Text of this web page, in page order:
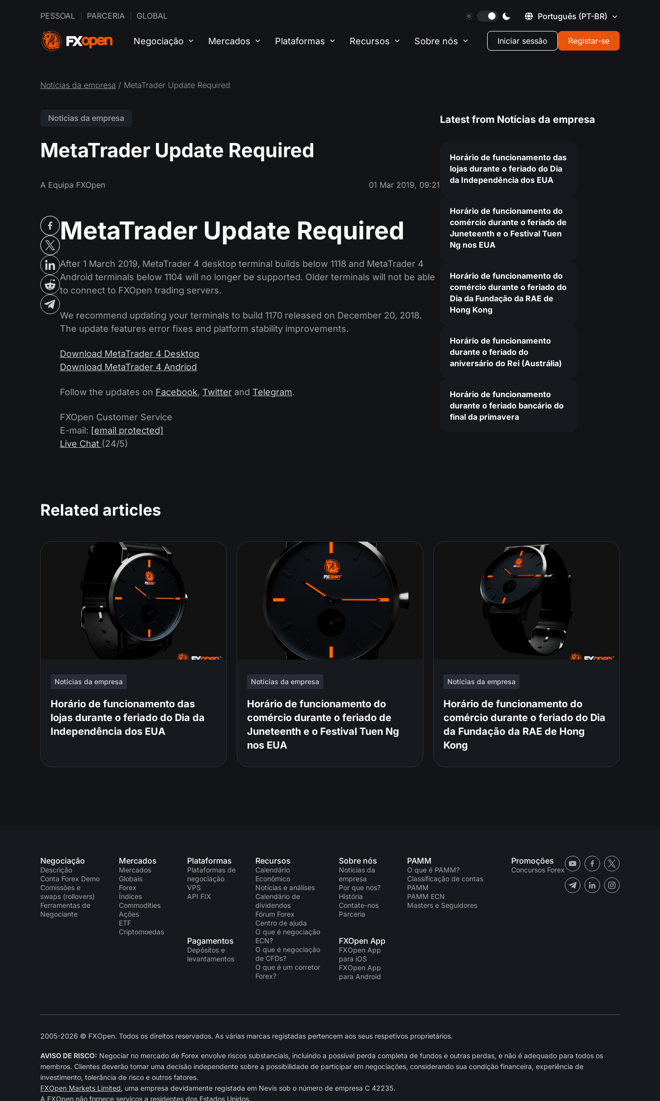
PESSOAL PARCERIA GLOBAL Português (PT-BR)
Negociação Mercados Plataformas Recursos Sobre nós Iniciar sessão Registar-se
Notícias da empresa / MetaTrader Update Required
Notícias da empresa
MetaTrader Update Required
A Equipa FXOpen 01 Mar 2019, 09:21
MetaTrader Update Required
After 1 March 2019, MetaTrader 4 desktop terminal builds below 1118 and MetaTrader 4
Android terminals below 1104 will no longer be supported. Older terminals will not be able
to connect to FXOpen trading servers.
We recommend updating your terminals to build 1170 released on December 20, 2018.
The update features error fixes and platform stability improvements.
Download MetaTrader 4 Desktop
Download MetaTrader 4 Andriod
Follow the updates on Facebook, Twitter and Telegram.
FXOpen Customer Service
E-mail: [email protected]
Live Chat (24/5)
Latest from Notícias da empresa
Horário de funcionamento das
lojas durante o feriado do Dia
da Independência dos EUA
Horário de funcionamento do
comércio durante o feriado de
Juneteenth e o Festival Tuen
Ng nos EUA
Horário de funcionamento do
comércio durante o feriado do
Dia da Fundação da RAE de
Hong Kong
Horário de funcionamento
durante o feriado do
aniversário do Rei (Austrália)
Horário de funcionamento
durante o feriado bancário do
final da primavera
Related articles
Notícias da empresa
Horário de funcionamento das
lojas durante o feriado do Dia da
Independência dos EUA
Notícias da empresa
Horário de funcionamento do
comércio durante o feriado de
Juneteenth e o Festival Tuen Ng
nos EUA
Notícias da empresa
Horário de funcionamento do
comércio durante o feriado do Dia
da Fundação da RAE de Hong
Kong
Negociação
Descrição
Conta Forex Demo
Comissões e
swaps (rollovers)
Ferramentas de
Negociante
Mercados
Mercados
Globais
Forex
Índices
Commodities
Ações
ETF
Criptomoedas
Plataformas
Plataformas de
negociação
VPS
API FIX
Pagamentos
Depósitos e
levantamentos
Recursos
Calendário
Econômico
Notícias e análises
Calendário de
dividendos
Fórum Forex
Centro de ajuda
O que é negociação
ECN?
O que é negociação
de CFDs?
O que é um corretor
Forex?
Sobre nós
Notícias da
empresa
Por que nós?
História
Contate-nos
Parceria
FXOpen App
FXOpen App
para iOS
FXOpen App
para Android
PAMM
O que é PAMM?
Classificação de contas
PAMM
PAMM ECN
Masters e Seguidores
Promoções
Concursos Forex
2005-2026 © FXOpen. Todos os direitos reservados. As várias marcas registadas pertencem aos seus respetivos proprietários.
AVISO DE RISCO: Negociar no mercado de Forex envolve riscos substanciais, incluindo a possível perda completa de fundos e outras perdas, e não é adequado para todos os
membros. Clientes deverão tomar uma decisão independente sobre a possibilidade de participar em negociações, considerando sua condição financeira, experiência de
investimento, tolerância de risco e outros fatores.
FXOpen Markets Limited, uma empresa devidamente registada em Nevis sob o número de empresa C 42235.
A FXOpen não fornece serviços a residentes dos Estados Unidos.